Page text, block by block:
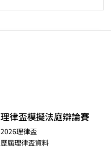
理律盃模擬法庭辯論賽
2026理律盃
歷屆理律盃資料